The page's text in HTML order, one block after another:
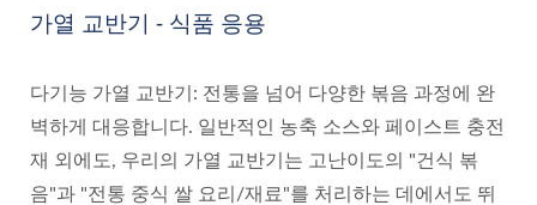
가열 교반기 - 식품 응용
다기능 가열 교반기: 전통을 넘어 다양한 볶음 과정에 완
벽하게 대응합니다. 일반적인 농축 소스와 페이스트 충전
재 외에도, 우리의 가열 교반기는 고난이도의 "건식 볶
음"과 "전통 중식 쌀 요리/재료"를 처리하는 데에서도 뛰